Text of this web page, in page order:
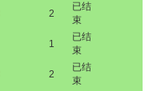
2
已结
束
1
已结
束
2
已结
束